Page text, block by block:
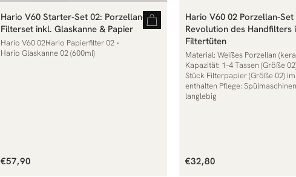
Hario V60 Starter-Set 02: Porzellan-
Filterset inkl. Glaskanne & Papier
Hario V60 02Hario Papierfilter 02
Hario Glaskanne 02 (600ml)
Normaler
Preis
€57,90
Hario V60 02 Porzellan-Set
Revolution des Handfilters
Filtertüten
Material: Weißes Porzellan
Kapazität: 1–4 Tassen (Größe
Stück Filterpapier (Größe 02)
enthalten Pflege:
langlebig
Normaler
Preis
€32,80